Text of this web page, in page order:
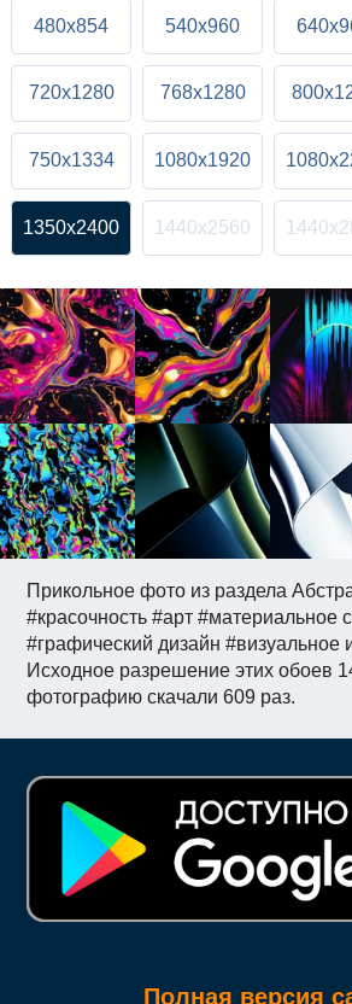
Прикольное фото из раздела
#красочность #арт #материальное
#графический дизайн #визуальное
Исходное разрешение этих обоев
фотографию скачали 609 раз.
480x854 540x960
720x1280 768x1280
750x1334 1080x1920
1350x2400 1440x2560
Полная версия